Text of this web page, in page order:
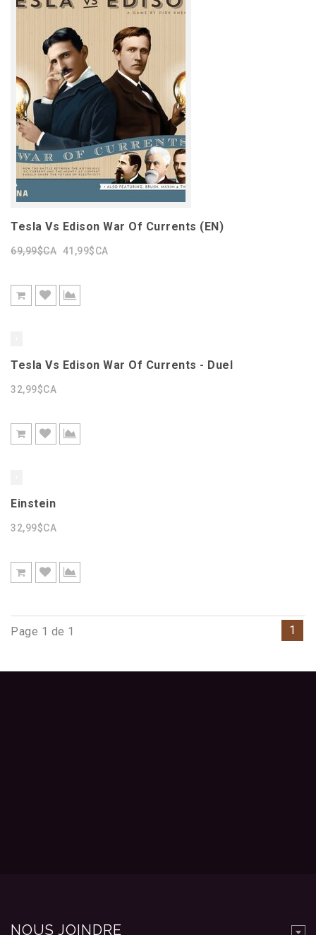
Tesla Vs Edison War Of Currents (EN)
69,99$CA 41,99$CA
Tesla Vs Edison War Of Currents - Duel
32,99$CA
Einstein
32,99$CA
Page 1 de 1 1
NOUS JOINDRE